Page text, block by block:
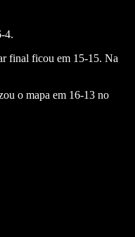
4.
final ficou em 15-15. Na
o mapa em 16-13 no